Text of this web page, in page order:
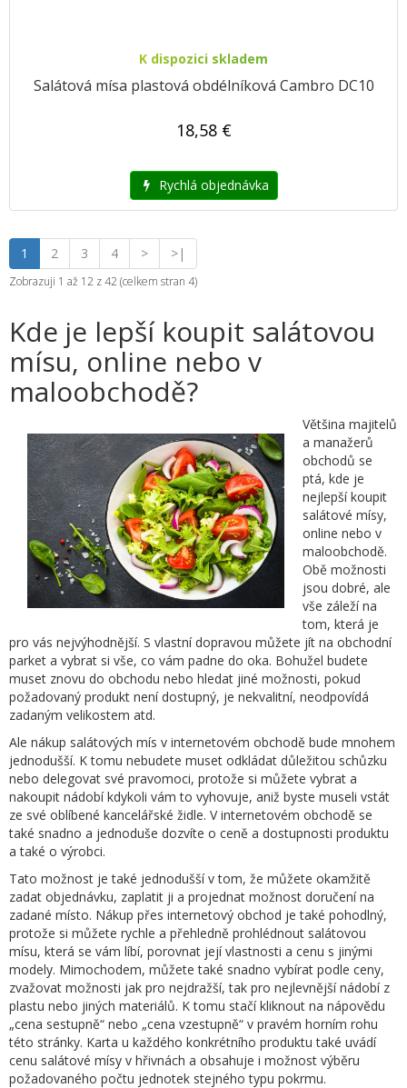
K dispozici skladem
Salátová mísa plastová obdélníková Cambro DC10
18,58 €
Rychlá objednávka
1 2 3 4 > >|
Zobrazuji 1 až 12 z 42 (celkem stran 4)
Kde je lepší koupit salátovou
mísu, online nebo v
maloobchodě?
Většina majitelů
a manažerů
obchodů se
ptá, kde je
nejlepší koupit
salátové mísy,
online nebo v
maloobchodě.
Obě možnosti
jsou dobré, ale
vše záleží na
tom, která je
pro vás nejvýhodnější. S vlastní dopravou můžete jít na obchodní
parket a vybrat si vše, co vám padne do oka. Bohužel budete
muset znovu do obchodu nebo hledat jiné možnosti, pokud
požadovaný produkt není dostupný, je nekvalitní, neodpovídá
zadaným velikostem atd.
Ale nákup salátových mís v internetovém obchodě bude mnohem
jednodušší. K tomu nebudete muset odkládat důležitou schůzku
nebo delegovat své pravomoci, protože si můžete vybrat a
nakoupit nádobí kdykoli vám to vyhovuje, aniž byste museli vstát
ze své oblíbené kancelářské židle. V internetovém obchodě se
také snadno a jednoduše dozvíte o ceně a dostupnosti produktu
a také o výrobci.
Tato možnost je také jednodušší v tom, že můžete okamžitě
zadat objednávku, zaplatit ji a projednat možnost doručení na
zadané místo. Nákup přes internetový obchod je také pohodlný,
protože si můžete rychle a přehledně prohlédnout salátovou
mísu, která se vám líbí, porovnat její vlastnosti a cenu s jinými
modely. Mimochodem, můžete také snadno vybírat podle ceny,
zvažovat možnosti jak pro nejdražší, tak pro nejlevnější nádobí z
plastu nebo jiných materiálů. K tomu stačí kliknout na nápovědu
„cena sestupně“ nebo „cena vzestupně“ v pravém horním rohu
této stránky. Karta u každého konkrétního produktu také uvádí
cenu salátové mísy v hřivnách a obsahuje i možnost výběru
požadovaného počtu jednotek stejného typu pokrmu.